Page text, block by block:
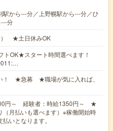
から---分／上野幌駅から---分／ひ
分
） ★土日休みOK
OK★スタート時間選べます！
！ ★急募 ★職場が気に入れば、
円～ 経験者：時給1350円～ ★
（月払いも選べます）※稼働開始時
いとなります。